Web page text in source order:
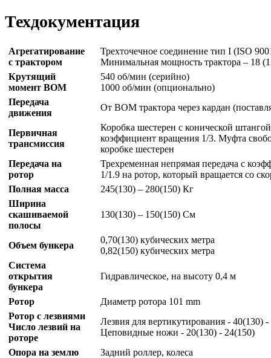
Техдокументация
Агрегатирование
с трактором
Трехточечное соединение тип I (ISO
Минимальная мощность трактора – 18
Крутящий
момент ВОМ
540 об/мин (серийно)
1000 об/мин (опционально)
Передача
движения
От ВОМ трактора через кардан
Первичная
трансмиссия
Коробка шестерен с конической
коэффициент вращения 1/3. Муфта
коробке шестерен
Передача на
ротор
Трехременная непрямая передача с
1/1.9 на ротор, который вращается со
Полная масса
245(130) – 280(150) Кг
Ширина
скашиваемой
полосы
130(130) – 150(150) См
Объем бункера
0,70(130) кубических метра
0,82(150) кубических метра
Система
открытия
бункера
Гидравлическое, на высоту 0,4 м
Ротор
Диаметр ротора 101 mm
Ротор с лезвиями
Число лезвий на
роторе
Лезвия для вертикутирования - 40(130)
Цеповидные ножи - 20(130) - 24(150)
Опора на землю
Задний роллер, колеса